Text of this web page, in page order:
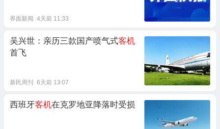
界面新闻 4天前 11:33
吴兴世：亲历三款国产喷气式客机
首飞
新民周刊 6天前 13:07
西班牙客机在克罗地亚降落时受损